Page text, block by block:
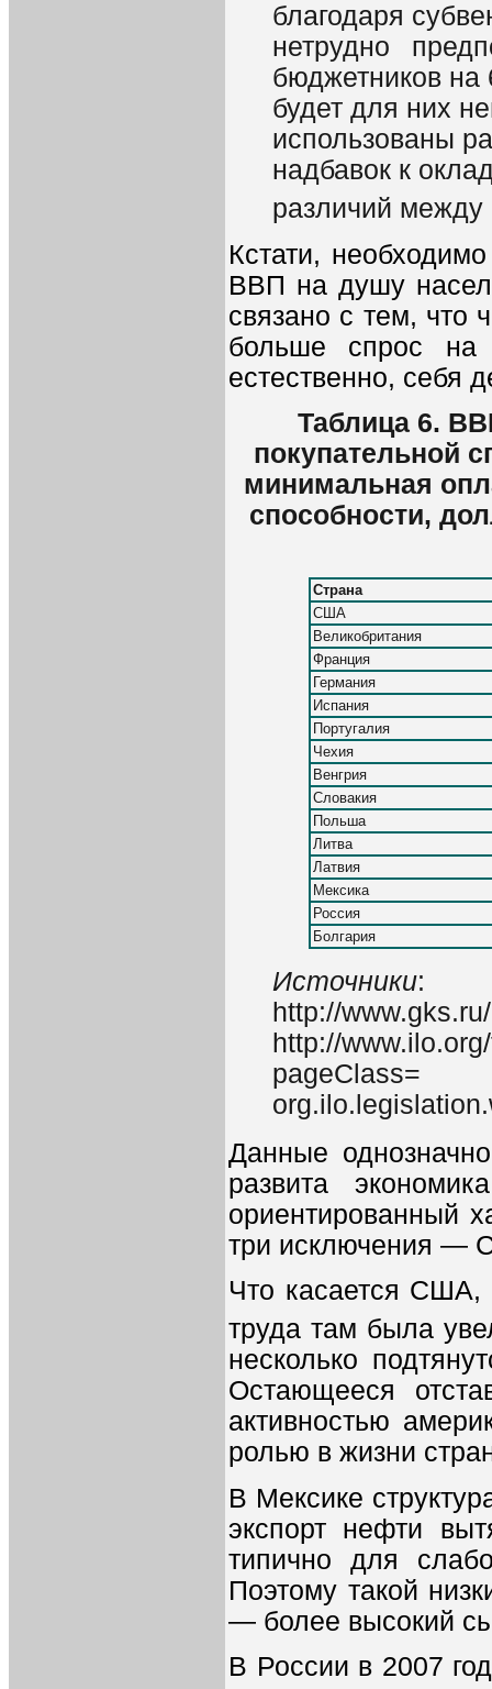
благодаря
нетрудно
бюджетников на
будет для них
использованы
надбавок к
различий между
Кстати,
ВВП на душу
связано с тем, что
больше спрос на
естественно, себя
Таблица 6.
покупательной
минимальная
способности,
Страна
США
Великобритания
Франция
Германия
Испания
Португалия
Чехия
Венгрия
Словакия
Польша
Литва
Латвия
Мексика
Россия
Болгария
Источники:
http://
http://
pageClass=
Данные
развита
ориентированный
три исключения —
Что касается США,
труда там была
несколько
Остающееся
активностью
ролью в жизни
В Мексике
экспорт нефти
типично для
Поэтому такой
— более высокий
В России в 2007